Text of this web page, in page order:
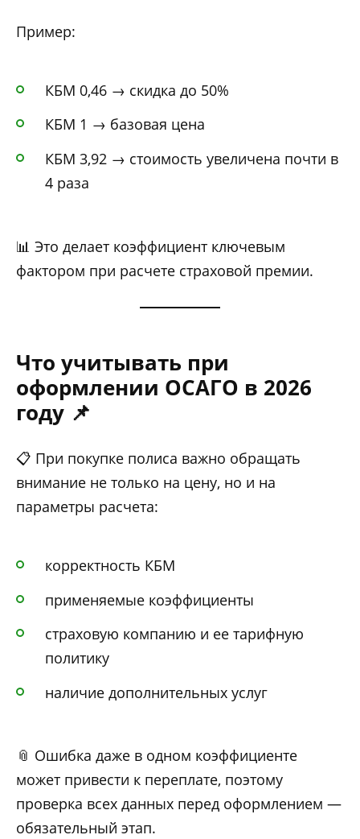
Пример:
КБМ 0,46 → скидка до 50%
КБМ 1 → базовая цена
КБМ 3,92 → стоимость увеличена почти в
4 раза
📊 Это делает коэффициент ключевым
фактором при расчете страховой премии.
Что учитывать при
оформлении ОСАГО в 2026
году 📌
📋 При покупке полиса важно обращать
внимание не только на цену, но и на
параметры расчета:
корректность КБМ
применяемые коэффициенты
страховую компанию и ее тарифную
политику
наличие дополнительных услуг
📎 Ошибка даже в одном коэффициенте
может привести к переплате, поэтому
проверка всех данных перед оформлением —
обязательный этап.